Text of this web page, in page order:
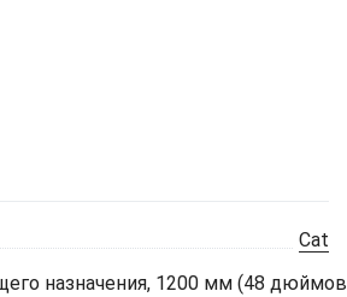
Cat
назначения, 1200 мм (48